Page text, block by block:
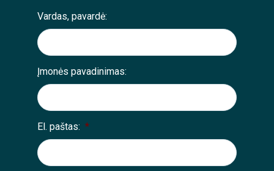
Vardas, pavardė:
Įmonės pavadinimas:
El. paštas: *